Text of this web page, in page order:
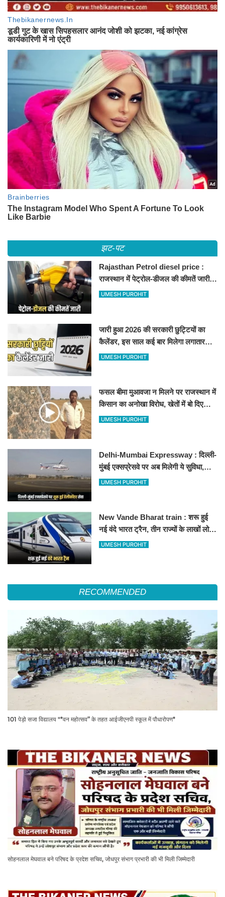
झट-पट
Rajasthan Petrol diesel price :
राजस्थान में पेट्रोल-डीजल की कीमतें जारी,
जानिए बीकानेर समेत पुरे प्रदेश में नए रेट
UMESH PUROHIT
जारी हुआ 2026 की सरकारी छुट्टियों का
कैलेंडर, इस साल कई बार मिलेगा लगातार
अवकाश, देखें
UMESH PUROHIT
फसल बीमा मुआवजा न मिलने पर राजस्थान में
किसान का अनोखा विरोध, खेतों में बो दिए
500-500 रुपए के नोट, वीडियो वायरल
UMESH PUROHIT
Delhi-Mumbai Expressway : दिल्ली-
मुंबई एक्सप्रेसवे पर अब मिलेगी ये सुविधा,
हेलीकॉप्टर सर्विस से तुरंत घायल पहुंचेगा
UMESH PUROHIT
New Vande Bharat train : शरू हुई
नई वंदे भारत ट्रैन, तीन राज्यों के लाखों लोगों
का सफर होगा आसान, देखें पूरा रूटमैप
UMESH PUROHIT
RECOMMENDED
101 पेड़ो सजा विद्यालय "*वन महोत्सव” के तहत आईजीएनपी स्कूल में पौधारोपण*
सोहनलाल मेघवाल बने परिषद के प्रदेश सचिव, जोधपुर संभाग प्रभारी की भी मिली जिम्मेदारी